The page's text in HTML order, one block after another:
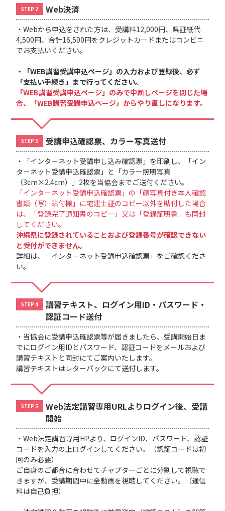
STEP 2 Web決済
・Webから申込をされた方は、受講料12,000円、県証紙代
4,500円、合計16,500円をクレジットカードまたはコンビニ
でお支払いください。
・「WEB講習受講申込ページ」の入力および登録後、必ず
「支払い手続き」まで行ってください。
「WEB講習受講申込ページ」のみで中断しページを閉じた場
合、「WEB講習受講申込ページ」からやり直しになります。
STEP 3 受講申込確認票、カラー写真送付
・「インターネット受講申し込み確認票」を印刷し、「イン
ターネット受講申込確認票」と「カラー照明写真
（3cm×2.4cm）」2枚を当協会までご送付ください。
「インターネット受講申込確認票」の「顔写真付き本人確認
書類（写）貼付欄」に宅建士証のコピー以外を貼付した場合
は、「登録完了通知書のコピー」又は「登録証明書」も同封
してください。
沖縄県に登録されていることおよび登録番号が確認できない
と受付ができません。
詳細は、「インターネット受講申込確認票」をご確認くださ
い。
STEP 4
講習テキスト、ログイン用ID・パスワード・
認証コード送付
・当協会に受講申込確認票等が届きましたら、受講開始日ま
でにログイン用IDとパスワード、認証コードをメールおよび
講習テキストと同封にてご案内いたします。
講習テキストはレターパックにて送付します。
STEP 5
Web法定講習専用URLよりログイン後、受講
開始
・Web法定講習専用HPより、ログインID、パスワード、認証
コードを入力の上ログインしてください。（認証コードは初
回のみ必要）
ご自身のご都合に合わせてチャプターごとに分割して視聴で
きますが、受講期間中に全動画を視聴してください。（通信
料は自己負担）